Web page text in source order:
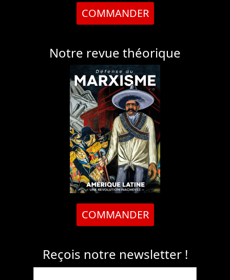
COMMANDER
Notre revue théorique
COMMANDER
Reçois notre newsletter !